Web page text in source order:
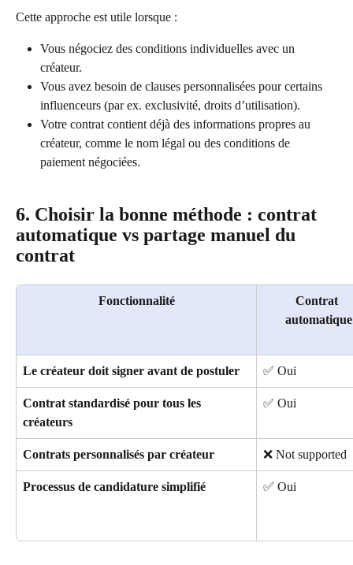
Cette approche est utile lorsque :
Vous négociez des conditions individuelles avec un
créateur.
Vous avez besoin de clauses personnalisées pour certains
influenceurs (par ex. exclusivité, droits d’utilisation).
Votre contrat contient déjà des informations propres au
créateur, comme le nom légal ou des conditions de
paiement négociées.
6. Choisir la bonne méthode : contrat
automatique vs partage manuel du
contrat
Fonctionnalité
Contrat
automatique
Le créateur doit signer avant de postuler ✅ Oui
Contrat standardisé pour tous les
créateurs
✅ Oui
Contrats personnalisés par créateur ❌ Not supported
Processus de candidature simplifié ✅ Oui